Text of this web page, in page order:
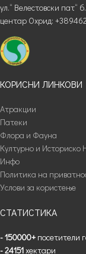
ул.“ Велестовски пат“
центар Охрид:
КОРИСНИ ЛИНКОВИ
Атракции
Патеки
Флора и Фауна
Културно и Историско
Инфо
Политика на
Услови за користење
СТАТИСТИКА
- 150000+ посетители
- 24151хектари